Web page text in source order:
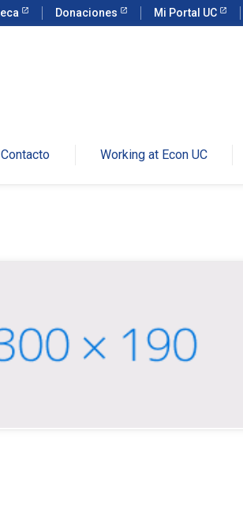
Donaciones Mi Portal UC
Contacto Working at Econ UC